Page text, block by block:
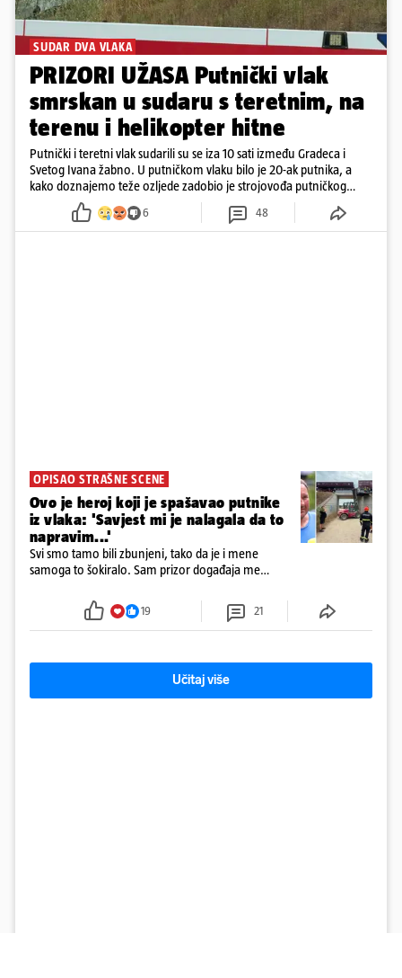
SUDAR DVA VLAKA
PRIZORI UŽASA Putnički vlak
smrskan u sudaru s teretnim, na
terenu i helikopter hitne
Putnički i teretni vlak sudarili su se iza 10 sati između Gradeca i
Svetog Ivana žabno. U putničkom vlaku bilo je 20-ak putnika, a
kako doznajemo teže ozljede zadobio je strojovođa putničkog
vlaka. Zatvoren je promet, a fotoreporteri Prigorskog objavili su
prve snimke s mjesta sudara
6 48
OPISAO STRAŠNE SCENE
Ovo je heroj koji je spašavao putnike
iz vlaka: 'Savjest mi je nalagala da to
napravim...'
Svi smo tamo bili zbunjeni, tako da je i mene
samoga to šokiralo. Sam prizor događaja me
19 21
Učitaj više